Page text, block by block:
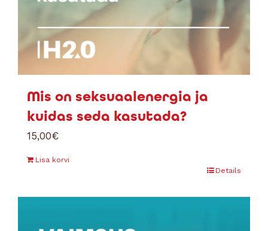
Mis on seksuaalenergia ja
kuidas seda kasutada?
15,00€
Lisa korvi
Details